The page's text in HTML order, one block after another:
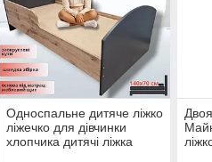
Односпальне дитяче ліжко
ліжечко для дівчинки
хлопчика дитячі ліжка